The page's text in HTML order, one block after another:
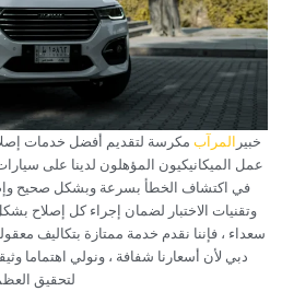
‏خبير‏ ‏المرآب‏ ‏مكرسة لتقديم أفضل خدمات
عمل الميكانيكيون المؤهلون لدينا على
في اكتشاف الخطأ بسرعة وبشكل صحيح
وتقنيات الاختبار لضمان إجراء كل إصلاح
سعداء ، فإننا نقدم خدمة ممتازة بتكاليف
دبي لأن أسعارنا شفافة ، ونولي اهتماما
لتحقيق